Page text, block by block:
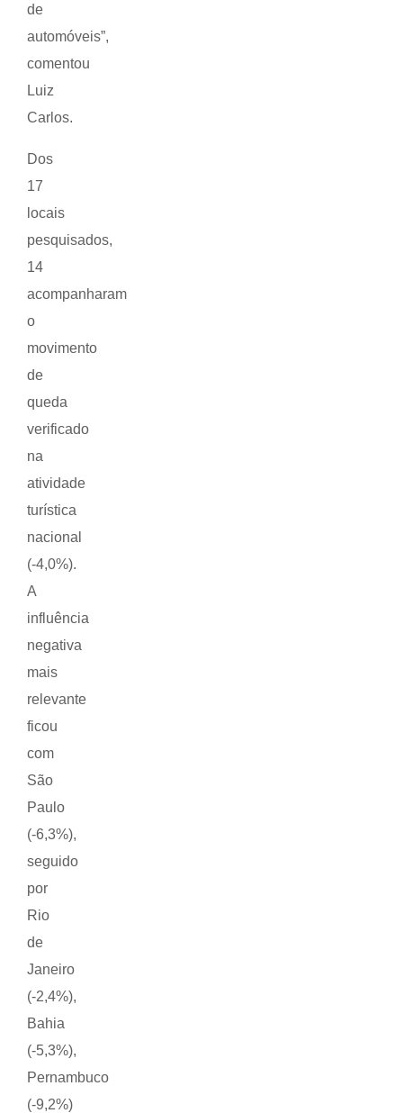
de
automóveis”,
comentou
Luiz
Carlos.
Dos
17
locais
pesquisados,
14
acompanharam
o
movimento
de
queda
verificado
na
atividade
turística
nacional
(-4,0%).
A
influência
negativa
mais
relevante
ficou
com
São
Paulo
(-6,3%),
seguido
por
Rio
de
Janeiro
(-2,4%),
Bahia
(-5,3%),
Pernambuco
(-9,2%)